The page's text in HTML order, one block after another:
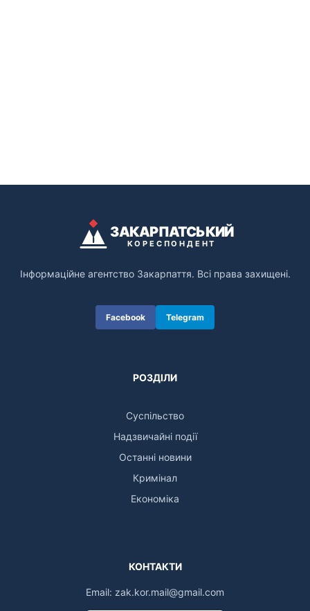
ЗАКАРПАТСЬКИЙ
КОРЕСПОНДЕНТ
Інформаційне агентство Закарпаття. Всі права захищені.
Facebook Telegram
РОЗДІЛИ
Суспільство
Надзвичайні події
Останні новини
Кримінал
Економіка
КОНТАКТИ
Email: zak.kor.mail@gmail.com